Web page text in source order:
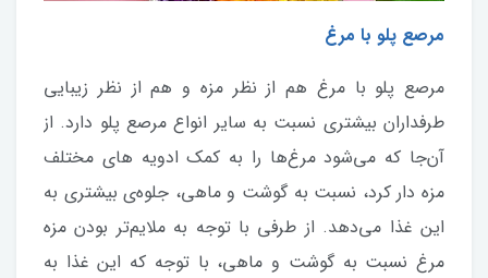
مرصع پلو با مرغ
مرصع پلو با مرغ هم از نظر مزه و هم از نظر زیبایی
طرفداران بیشتری نسبت به سایر انواع مرصع پلو دارد. از
آن‌جا که می‌شود مرغ‌ها را به کمک ادویه های مختلف
مزه دار کرد، نسبت به گوشت و ماهی، جلوه‌ی بیشتری به
این غذا می‌دهد. از طرفی با توجه به ملایم‌تر بودن مزه
مرغ نسبت به گوشت و ماهی، با توجه که این غذا به